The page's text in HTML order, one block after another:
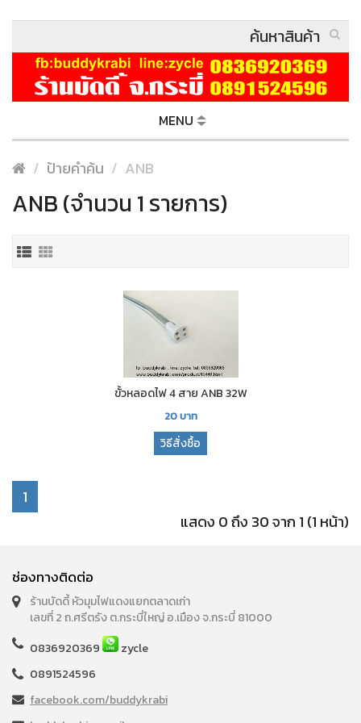
MENU
ป้ายคำค้น ANB
ANB (จำนวน 1 รายการ)
ขั้วหลอดไฟ 4 สาย ANB 32W
20บาท
วิธีสั่งซื้อ
1
แสดง 0 ถึง 30 จาก 1 (1 หน้า)
ช่องทางติดต่อ
ร้านบัดดี้ หัวมุมไฟแดงแยกตลาดเก่า
เลขที่ 2 ถ.ศรีตรัง ต.กระบี่ใหญ่ อ.เมือง จ.กระบี่ 81000
0836920369
zycle
0891524596
facebook.com/buddykrabi